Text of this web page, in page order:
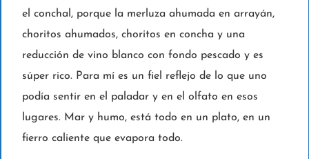
el conchal, porque la merluza ahumada en arrayán,
choritos ahumados, choritos en concha y una
reducción de vino blanco con fondo pescado y es
súper rico. Para mí es un fiel reflejo de lo que uno
podía sentir en el paladar y en el olfato en esos
lugares. Mar y humo, está todo en un plato, en un
fierro caliente que evapora todo.